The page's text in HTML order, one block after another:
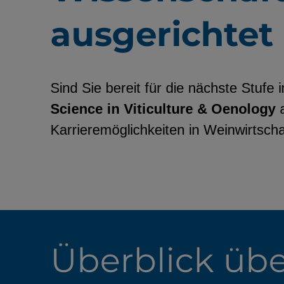
ausgerichtet
Sind Sie bereit für die nächste Stufe
Science in Viticulture & Oenology
Karrieremöglichkeiten in
Überblick
EXTERNE MEDIEN
Seitenspezifische Erfassung von
durch Drittanbieter, bspw. über
YouTube
ChatBot